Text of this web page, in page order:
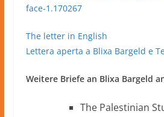
face-1.170267
The letter in English
Lettera aperta a Blixa Bargeld e
Weitere Briefe an Blixa Bargeld
The Palestinian